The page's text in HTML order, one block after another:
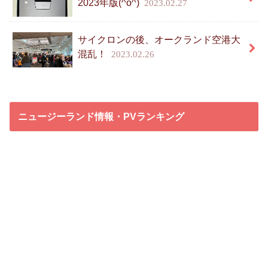
2023年版(^o^) 2023.02.27
サイクロンの後、オークランド空港大
混乱！
2023.02.26
ニュージーランド情報・PVランキング